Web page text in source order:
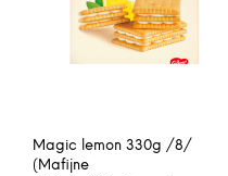
Magic lemon 330g /8/
(Mafijne